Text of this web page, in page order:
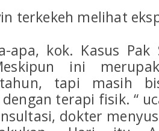
terkekeh melihat
apa, kok. Kasus
ini
tahun, tapi masih
terapi fisik. “
dokter